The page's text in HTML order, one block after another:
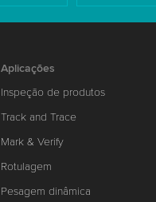
Aplicações
Inspeção de produtos
Track and Trace
Mark & Verify
Rotulagem
Pesagem dinâmica